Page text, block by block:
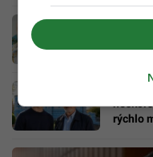
rýchlo